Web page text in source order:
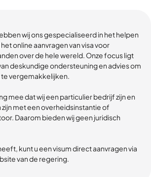
wij ons gespecialiseerd in het helpen
online aanvragen van visa voor
over de hele wereld. Onze focus ligt
deskundige ondersteuning en advies om
vergemakkelijken.
mee dat wij een particulier bedrijf zijn en
met een overheidsinstantie of
Daarom bieden wij geen juridisch
kunt u een visum direct aanvragen via
van de regering.